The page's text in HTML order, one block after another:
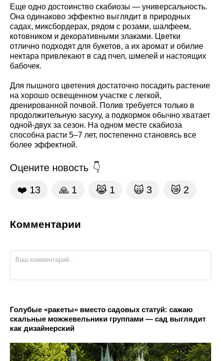
Еще одно достоинство скабиозы — универсальность.
Она одинаково эффектно выглядит в природных
садах, миксбордерах, рядом с розами, шалфеем,
котовником и декоративными злаками. Цветки
отлично подходят для букетов, а их аромат и обилие
нектара привлекают в сад пчел, шмелей и настоящих
бабочек.
Для пышного цветения достаточно посадить растение
на хорошо освещенном участке с легкой,
дренированной почвой. Полив требуется только в
продолжительную засуху, а подкормок обычно хватает
одной-двух за сезон. На одном месте скабиоза
способна расти 5–7 лет, постепенно становясь все
более эффектной.
Оцените новость
❤️ 13 🙏 1 😹 1 🙀 3 😿 2
Комментарии
Голубые «ракеты» вместо садовых статуй: сажаю
скальные можжевельники группами — сад выглядит
как дизайнерский